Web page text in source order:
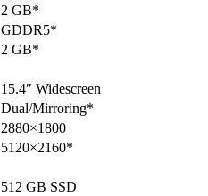
2 GB*
GDDR5*
2 GB*
15.4″ Widescreen
Dual/Mirroring*
2880×1800
5120×2160*
512 GB SSD